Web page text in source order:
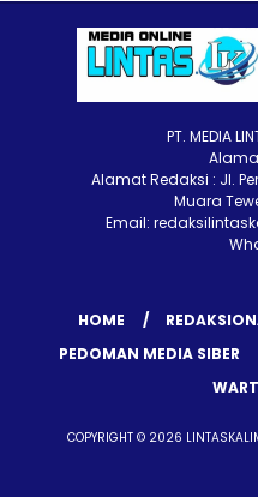
PT. MEDIA
Alamat Redaksi : Jl.
Muara
Email:
HOME
PEDOMAN MEDIA SIBER
COPYRIGHT © 2026